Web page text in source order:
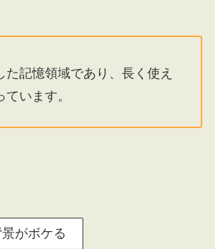
た記憶領域であり、長く使え
います。
がボケる